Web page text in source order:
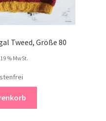
Tweed, Größe 80
% MwSt.